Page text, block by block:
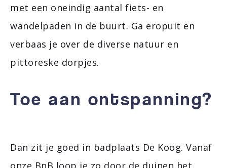
met een oneindig aantal fiets- en
wandelpaden in de buurt. Ga eropuit en
verbaas je over de diverse natuur en
pittoreske dorpjes.
Toe aan ontspanning?
Dan zit je goed in badplaats De Koog. Vanaf
onze BnB loop je zo door de duinen het